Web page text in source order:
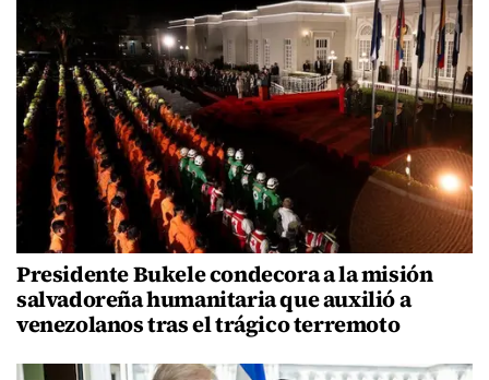
Presidente Bukele condecora a la misión
salvadoreña humanitaria que auxilió a
venezolanos tras el trágico terremoto